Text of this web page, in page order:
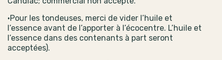
•Pour les tondeuses, merci de vider l’huile et
l’essence avant de l’apporter à l’écocentre. L’huile et
l’essence dans des contenants à part seront
acceptées).